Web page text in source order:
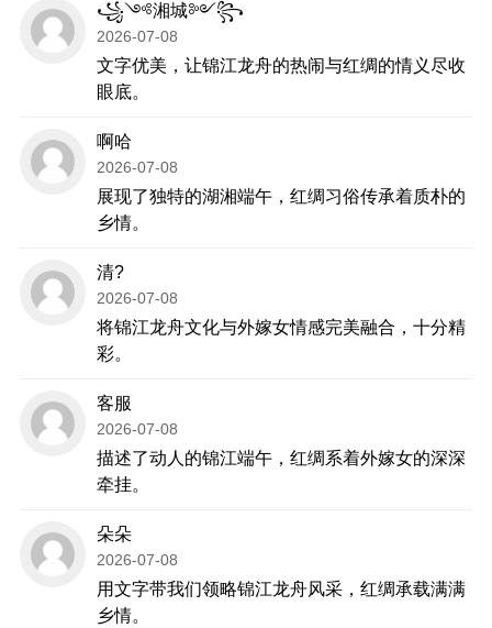
꧁༺湘城༻꧂
2026-07-08
文字优美，让锦江龙舟的热闹与红绸的情义尽收
眼底。
啊哈
2026-07-08
展现了独特的湖湘端午，红绸习俗传承着质朴的
乡情。
清?
2026-07-08
将锦江龙舟文化与外嫁女情感完美融合，十分精
彩。
客服
2026-07-08
描述了动人的锦江端午，红绸系着外嫁女的深深
牵挂。
朵朵
2026-07-08
用文字带我们领略锦江龙舟风采，红绸承载满满
乡情。